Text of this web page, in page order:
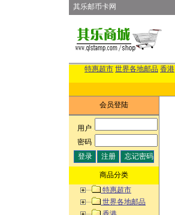
其乐邮币卡网
特惠超市 世界各地邮品 香港
会员登陆
用户:
密码:
商品分类
特惠超市
世界各地邮品